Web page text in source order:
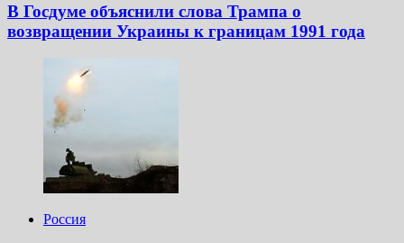
В Госдуме объяснили слова Трампа о
возвращении Украины к границам 1991 года
Россия